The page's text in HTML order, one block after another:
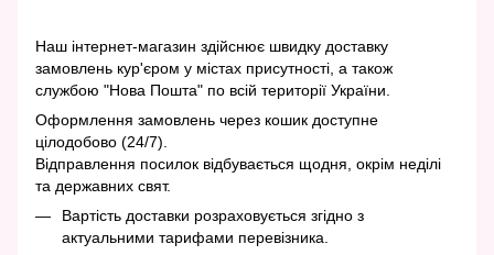
Наш інтернет-магазин здійснює швидку доставку
замовлень кур'єром у містах присутності, а також
службою "Нова Пошта" по всій території України.
Оформлення замовлень через кошик доступне
цілодобово (24/7).
Відправлення посилок відбувається щодня, окрім неділі
та державних свят.
Вартість доставки розраховується згідно з
актуальними тарифами перевізника.